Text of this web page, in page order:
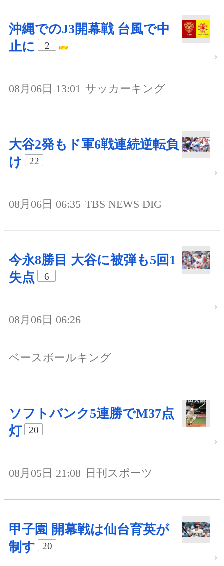
沖縄でのJ3開幕戦 台風で中
止に
2
08月06日 13:01 サッカーキング
大谷2発もド軍6戦連続逆転負
け
22
08月06日 06:35 TBS NEWS DIG
今永8勝目 大谷に被弾も5回1
失点
6
08月06日 06:26
ベースボールキング
ソフトバンク5連勝でM37点
灯
20
08月05日 21:08 日刊スポーツ
甲子園 開幕戦は仙台育英が
制す
20